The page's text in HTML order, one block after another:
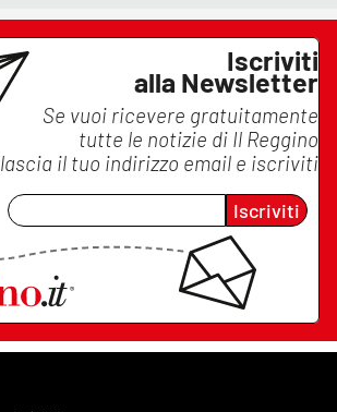
Iscriviti
alla Newsletter
Se vuoi ricevere gratuitamente
tutte le notizie di Il Reggino
lascia il tuo indirizzo email e iscriviti
Iscriviti